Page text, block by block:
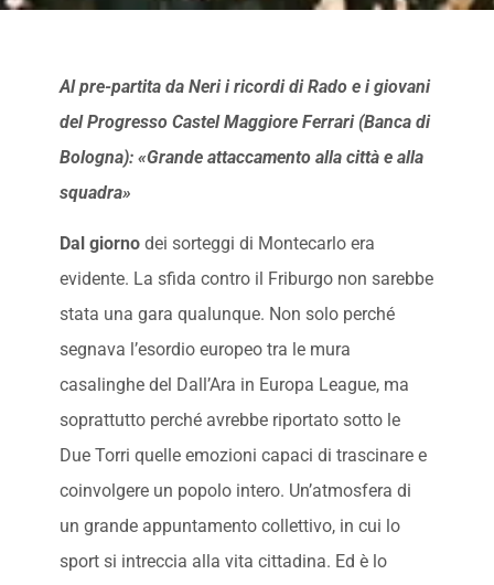
Al pre-partita da Neri i ricordi di Rado e i giovani
del Progresso Castel Maggiore Ferrari (Banca di
Bologna): «Grande attaccamento alla città e alla
squadra»
Dal giornodei sorteggi di Montecarlo era
evidente. La sfida contro il Friburgo non sarebbe
stata una gara qualunque. Non solo perché
segnava l’esordio europeo tra le mura
casalinghe del Dall’Ara in Europa League, ma
soprattutto perché avrebbe riportato sotto le
Due Torri quelle emozioni capaci di trascinare e
coinvolgere un popolo intero. Un’atmosfera di
un grande appuntamento collettivo, in cui lo
sport si intreccia alla vita cittadina. Ed è lo